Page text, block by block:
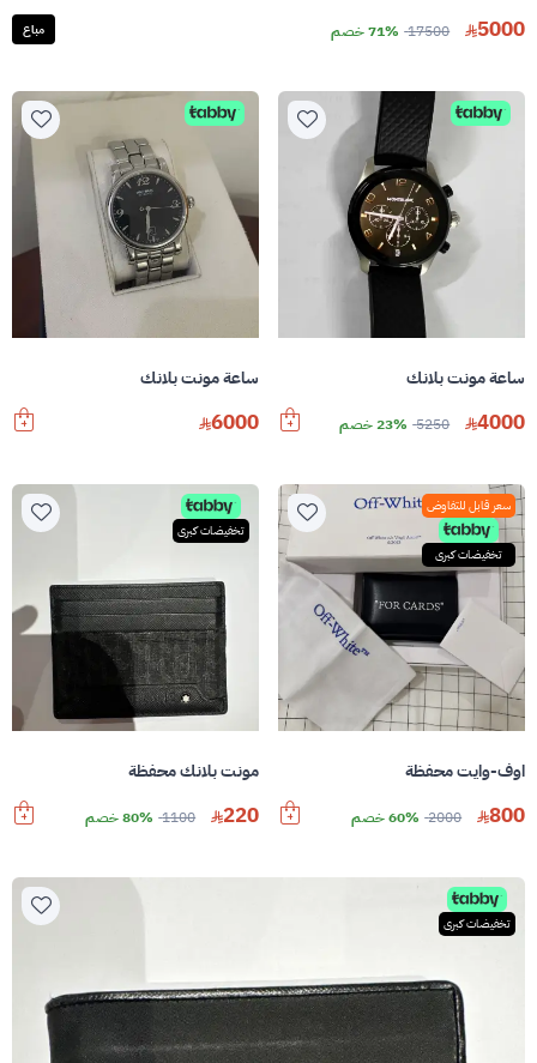
5000
17500 71% خصم مباع
ساعة مونت بلانك
4000
5250 23% خصم
ساعة مونت بلانك
6000
سعر قابل للتفاوض
تخفيضات كبرى
اوف-وايت محفظة
800
2000 60% خصم
تخفيضات كبرى
مونت بلانك محفظة
220
1100 80% خصم
تخفيضات كبرى